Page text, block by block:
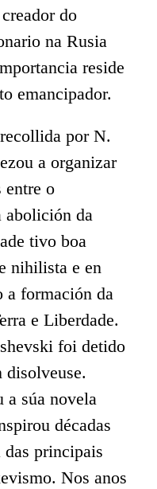
do
na Rusia
reside
emancipador.
por N.
a organizar
entre o
abolición da
tivo boa
nihilista e en
a formación da
e Liberdade.
foi detido
disolveuse.
a súa novela
décadas
principais
Nos anos